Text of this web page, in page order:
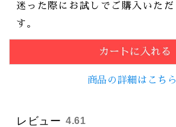
迷った際にお試しでご購入いた
す。
商品の詳細はこち
レビュー 4.61